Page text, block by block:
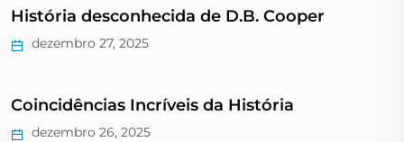
História desconhecida de D.B. Cooper
dezembro 27, 2025
Coincidências Incríveis da História
dezembro 26, 2025